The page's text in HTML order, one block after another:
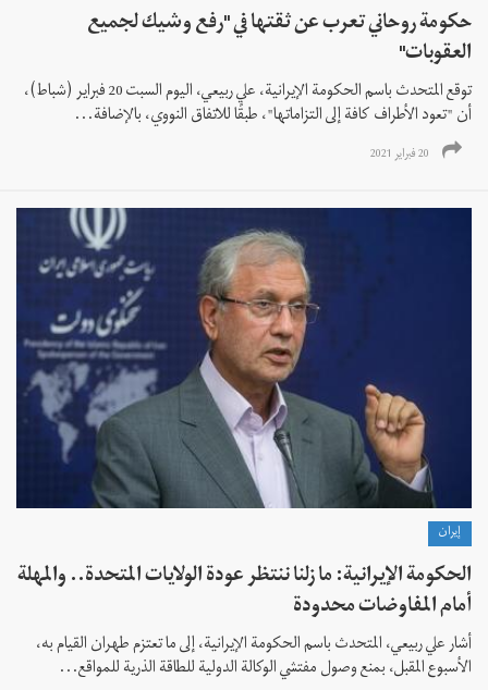
حكومة روحاني تعرب عن ثقتها في "رفع وشيك لجميع
العقوبات"
توقع المتحدث باسم الحكومة الإيرانية، علي ربيعي، اليوم السبت 20 فبراير (شباط)،
أن "تعود الأطراف كافة إلى التزاماتها"، طبقًا للاتفاق النووي، بالإضافة...
20 فبراير 2021
إيران
الحكومة الإيرانية: ما زلنا ننتظر عودة الولايات المتحدة.. والمهلة
أمام المفاوضات محدودة
أشار علي ربيعي، المتحدث باسم الحكومة الإيرانية، إلى ما تعتزم طهران القيام به،
الأسبوع المقبل، بمنع وصول مفتشي الوكالة الدولية للطاقة الذرية للمواقع...